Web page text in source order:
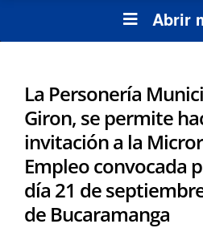
Abrir
La Personería
Giron, se permite
invitación a la
Empleo convocada
día 21 de
de Bucaramanga